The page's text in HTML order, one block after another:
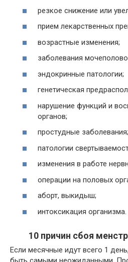
резкое снижение или
прием лекарственных
возрастные изменения;
заболевания
эндокринные патологии;
генетическая
нарушение функций и
органов;
простудные заболевания;
патологии
изменения в работе
операции на половых
аборт, выкидыш;
интоксикация организма.
10 причин сбоя
Если месячные идут всего 1